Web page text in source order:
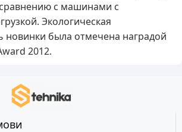
с машинами с
Экологическая
новинки была отмечена наградой
2012.